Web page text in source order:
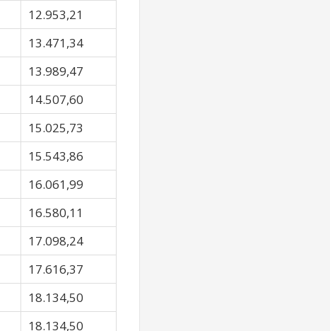
12.953,21
13.471,34
13.989,47
14.507,60
15.025,73
15.543,86
16.061,99
16.580,11
17.098,24
17.616,37
18.134,50
18.134,50